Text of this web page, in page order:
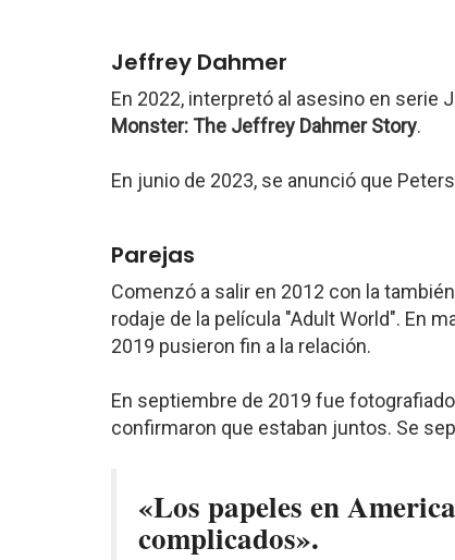
Jeffrey Dahmer
En 2022, interpretó al asesino en serie
Monster: The Jeffrey Dahmer Story.
En junio de 2023, se anunció que
Parejas
Comenzó a salir en 2012 con la
rodaje de la película "Adult World". En
2019 pusieron fin a la relación.
En septiembre de 2019 fue
confirmaron que estaban juntos. Se
«Los papeles en
complicados».